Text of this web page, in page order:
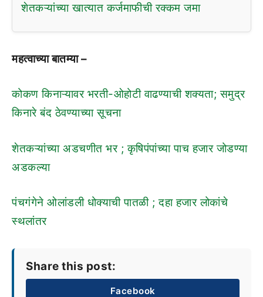
शेतकऱ्यांच्या खात्यात कर्जमाफीची रक्कम जमा
महत्वाच्या बातम्या –
कोकण किनाऱ्यावर भरती-ओहोटी वाढण्याची शक्यता; समुद्र
किनारे बंद ठेवण्याच्या सूचना
शेतकऱ्यांच्या अडचणीत भर ; कृषिपंपांच्या पाच हजार जोडण्या
अडकल्या
पंचगंगेने ओलांडली धोक्याची पातळी ; दहा हजार लोकांचे
स्थलांतर
Share this post:
Facebook